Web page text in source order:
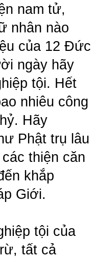
nam tử,
nhân nào
của 12 Đức
ngày hãy
tội. Hết
nhiêu công
Hãy
Phật trụ lâu
thiện căn
khắp
Giới.
tội của
tất cả